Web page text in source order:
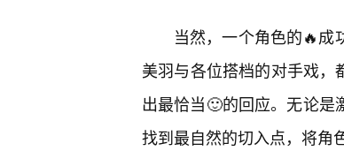
当然，一个角色的🔥成
美羽与各位搭档的对手戏
出最恰当🙂的回应。无论是
找到最自然的切入点，将角